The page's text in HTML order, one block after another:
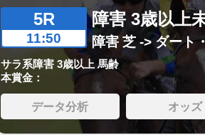
5R
11:50
障害 3歳以上
障害 芝 -> ダート
サラ系障害 3歳以上 馬齢
本賞金：
データ分析 オッズ